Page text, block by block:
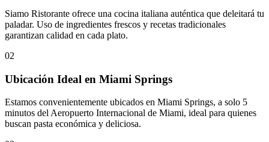
Siamo Ristorante ofrece una cocina italiana auténtica que deleitará tu
paladar. Uso de ingredientes frescos y recetas tradicionales
garantizan calidad en cada plato.
02
Ubicación Ideal en Miami Springs
Estamos convenientemente ubicados en Miami Springs, a solo 5
minutos del Aeropuerto Internacional de Miami, ideal para quienes
buscan pasta económica y deliciosa.